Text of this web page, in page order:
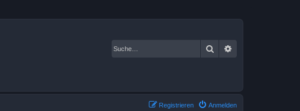
Suche
Anmelden
Registrieren